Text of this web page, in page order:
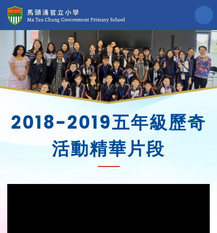
2018-2019五年級歷奇
活動精華片段